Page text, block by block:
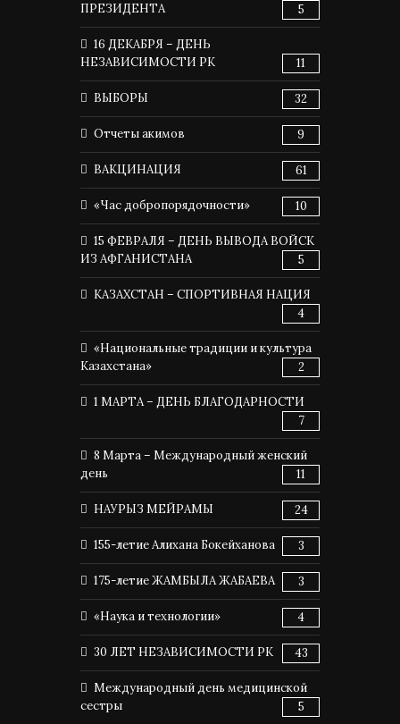
ПРЕЗИДЕНТА
5
16 ДЕКАБРЯ – ДЕНЬ
НЕЗАВИСИМОСТИ РК
11
ВЫБОРЫ 32
Отчеты акимов 9
ВАКЦИНАЦИЯ 61
«Час добропорядочности» 10
15 ФЕВРАЛЯ – ДЕНЬ ВЫВОДА ВОЙСК
ИЗ АФГАНИСТАНА
5
КАЗАХСТАН – СПОРТИВНАЯ НАЦИЯ
4
«Национальные традиции и культура
Казахстана»
2
1 МАРТА – ДЕНЬ БЛАГОДАРНОСТИ
7
8 Марта – Международный женский
день
11
НАУРЫЗ МЕЙРАМЫ 24
155-летие Алихана Бокейханова 3
175-летие ЖАМБЫЛА ЖАБАЕВА 3
«Наука и технологии» 4
30 ЛЕТ НЕЗАВИСИМОСТИ РК 43
Международный день медицинской
сестры
5